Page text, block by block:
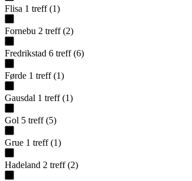
Flisa 1 treff (1)
Fornebu 2 treff (2)
Fredrikstad 6 treff (6)
Førde 1 treff (1)
Gausdal 1 treff (1)
Gol 5 treff (5)
Grue 1 treff (1)
Hadeland 2 treff (2)